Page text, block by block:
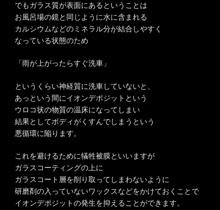
でもガラス質が表面にあるということは
お風呂場の鏡と同じように水に含まれる
カルシウムなどのミネラル分が結合しやすく
なっている状態のため
「雨が上がったらすぐ洗車」
というくらい神経質に洗車していないと、
あっという間にイオンデポジットという
ウロコ状の物質の温床になってしまい
結果としてボディがくすんでしまうという
悪循環に陥ります。
これを避けるために犠牲被膜といいますが
ガラスコーティングの上に
ガラスコート層を削り取ってしまわないように
研磨剤の入っていないワックスなどをかけておくことで
イオンデポジットの発生を抑えることができます。